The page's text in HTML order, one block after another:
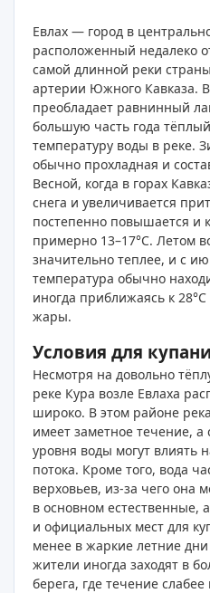
Евлах — город в
расположенный недалеко
самой длинной реки
артерии Южного Кавказа.
преобладает равнинный
большую часть года
температуру воды в реке.
обычно прохладная и
Весной, когда в горах
снега и увеличивается
постепенно повышается и
примерно 13–17°C. Летом
значительно теплее, и с
температура обычно
иногда приближаясь к
жары.
Условия для
Несмотря на довольно
реке Кура возле Евлаха
широко. В этом районе
имеет заметное течение,
уровня воды могут влиять
потока. Кроме того, вода
верховьев, из-за чего она
в основном естественные,
и официальных мест для
менее в жаркие летние
жители иногда заходят в
берега, где течение